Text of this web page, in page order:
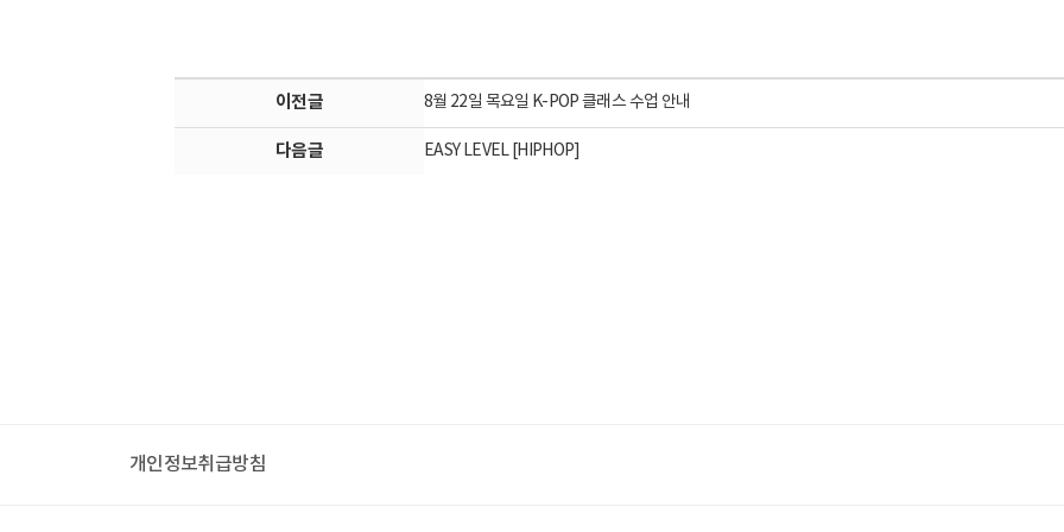
이전글 8월 22일 목요일 K-POP 클래스 수업 안내
다음글 EASY LEVEL [HIPHOP]
개인정보취급방침